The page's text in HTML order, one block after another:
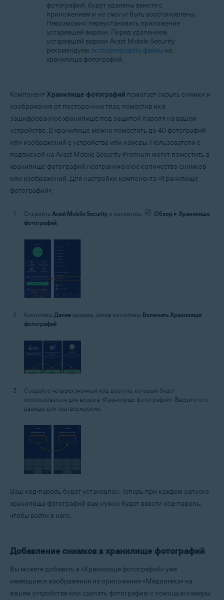
фотографий, будут удалены вместе с
приложением и не смогутбыть восстановлены.
Невозможно переустановить приложение
устаревшей версии. Перед удалением
устаревшей версии Avast Mobile Security
рекомендуем экспортировать файлы из
хранилища фотографий.
Компонент Хранилище фотографий помогает скрыть снимки и
изображения от посторонних глаз, поместив их в
зашифрованное хранилище под защитой пароля на вашем
устройстве. В хранилище можно поместить до 40 фотографий
или изображений с устройства или камеры. Пользователи с
подпиской на Avast Mobile Security Premium могут поместить в
хранилище фотографий неограниченное количество снимков
или изображений. Для настройки компонента «Хранилище
фотографий»:
Откройте Avast Mobile Security и коснитесь Обзор ▸ Хранилище
фотографий.
Коснитесь Далее дважды, затем коснитесь Включить Хранилище
фотографий
Создайте четырехзначный код доступа, который будет
использоваться для входа в «Хранилище фотографий». Введите его
дважды для подтверждения.
Ваш код-пароль будет установлен. Теперь при каждом запуске
хранилища фотографий вам нужно будет ввести код-пароль,
чтобы войти в него.
Добавление снимков в хранилище фотографий
Вы можете добавить в «Хранилище фотографий» уже
имеющиеся изображения из приложения «Медиатека» на
вашем устройстве или сделать фотографию с помощью камеры